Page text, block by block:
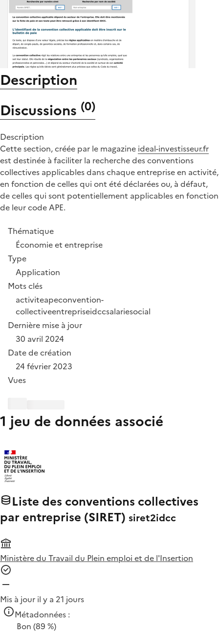
Description
Discussions (0)
Description
Cette section, créée par le magazine ideal-investisseur.fr
est destinée à faciliter la recherche des conventions
collectives applicables dans chaque entreprise en activité,
en fonction de celles qui ont été déclarées ou, à défaut,
de celles qui sont potentiellement applicables en fonction
de leur code APE.
Thématique
Économie et entreprise
Type
Application
Mots clés
activiteapeconvention-
collectiveentrepriseidccsalariesocial
Dernière mise à jour
30 avril 2024
Date de création
24 février 2023
Vues
1 jeu de données associé
Liste des conventions collectives
par entreprise (SIRET) siret2idcc
Ministère du Travail du Plein emploi et de l'Insertion
Mis à jour il y a 21 jours
Métadonnées :
Bon (89 %)